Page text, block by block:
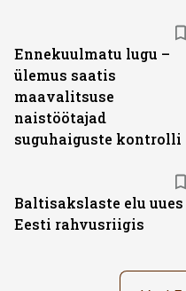
Ennekuulmatu lugu –
ülemus saatis
maavalitsuse
naistöötajad
suguhaiguste kontrolli
Baltisakslaste elu uues
Eesti rahvusriigis